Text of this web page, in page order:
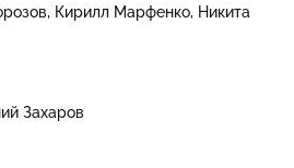
Кирилл Марфенко Никита
Захаров